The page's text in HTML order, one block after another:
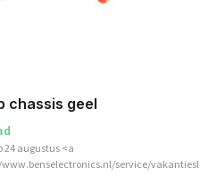
chassis geel
24 augustus <a
service/